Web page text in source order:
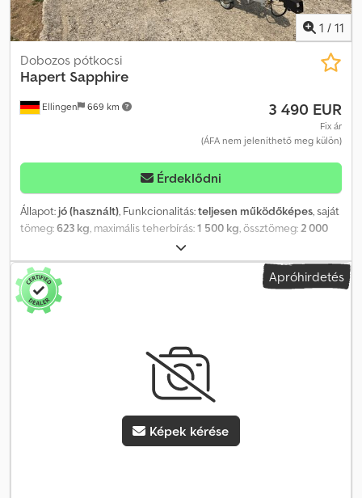
1 / 11
Ellingen 669 km
Dobozos pótkocsi
Hapert Sapphire
3 490 EUR
Fix ár
(ÁFA nem jeleníthető meg külön)
Érdeklődni
Állapot: jó (használt), Funkcionalitás:teljesen működőképes, saját
tömeg:623 kg, maximális teherbírás:1 500 kg, össztömeg:2 000
1 tengely, első forgalomba helyezés:
11/2023, következő vizsga (TÜV):11/2027, maximális sebesség:100
km/h, pótkocsi fék:
, Eladásra kínálom a Hapert
Sapphire L-1 (C21B) típusú, dobozos pótkocsimat, mely 100 km/h-
ás engedéllyel rendelkezik, 2023 novemberében lett először
érvényes. A pótkocsi jó állapotban van, és csak néhány kisebb
használati nyom található rajta. A cégemnél alkalomszerűen
quadok szállítására használtam. A pontos adatok a forgalmi
engedélyben és a típustáblák fényképein találhatók. Crodpezq
Sw Hjfx Akaef Belső méretek: H=255 cm, Sz=154 cm, M=150 cm. A
hátsó rész zárható, és támasztóval rendelkezik. Ezen felül,
ajándékba adok egy Triburg pótkocsi zárat is. Az új ára kb. 6000
Apróhirdetés
Képek kérése